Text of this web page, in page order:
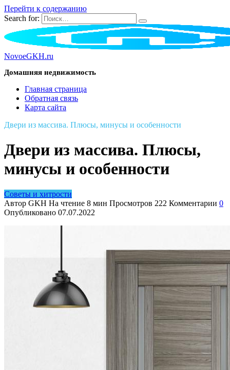
Перейти к содержанию
Search for:
NovoeGKH.ru
Домашняя недвижимость
Главная страница
Обратная связь
Карта сайта
Двери из массива. Плюсы, минусы и особенности
Двери из массива. Плюсы,
минусы и особенности
Советы и хитрости
Автор GKH На чтение 8 мин Просмотров 222 Комментарии 0
Опубликовано 07.07.2022